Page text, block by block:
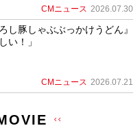
CMニュース 2026.07.30
し豚しゃぶぶっかけうどん』
い！」
CMニュース 2026.07.21